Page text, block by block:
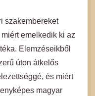
szakembereket
emelkedik ki az
Elemzéseikből
úton átkelős
és miért
magyar